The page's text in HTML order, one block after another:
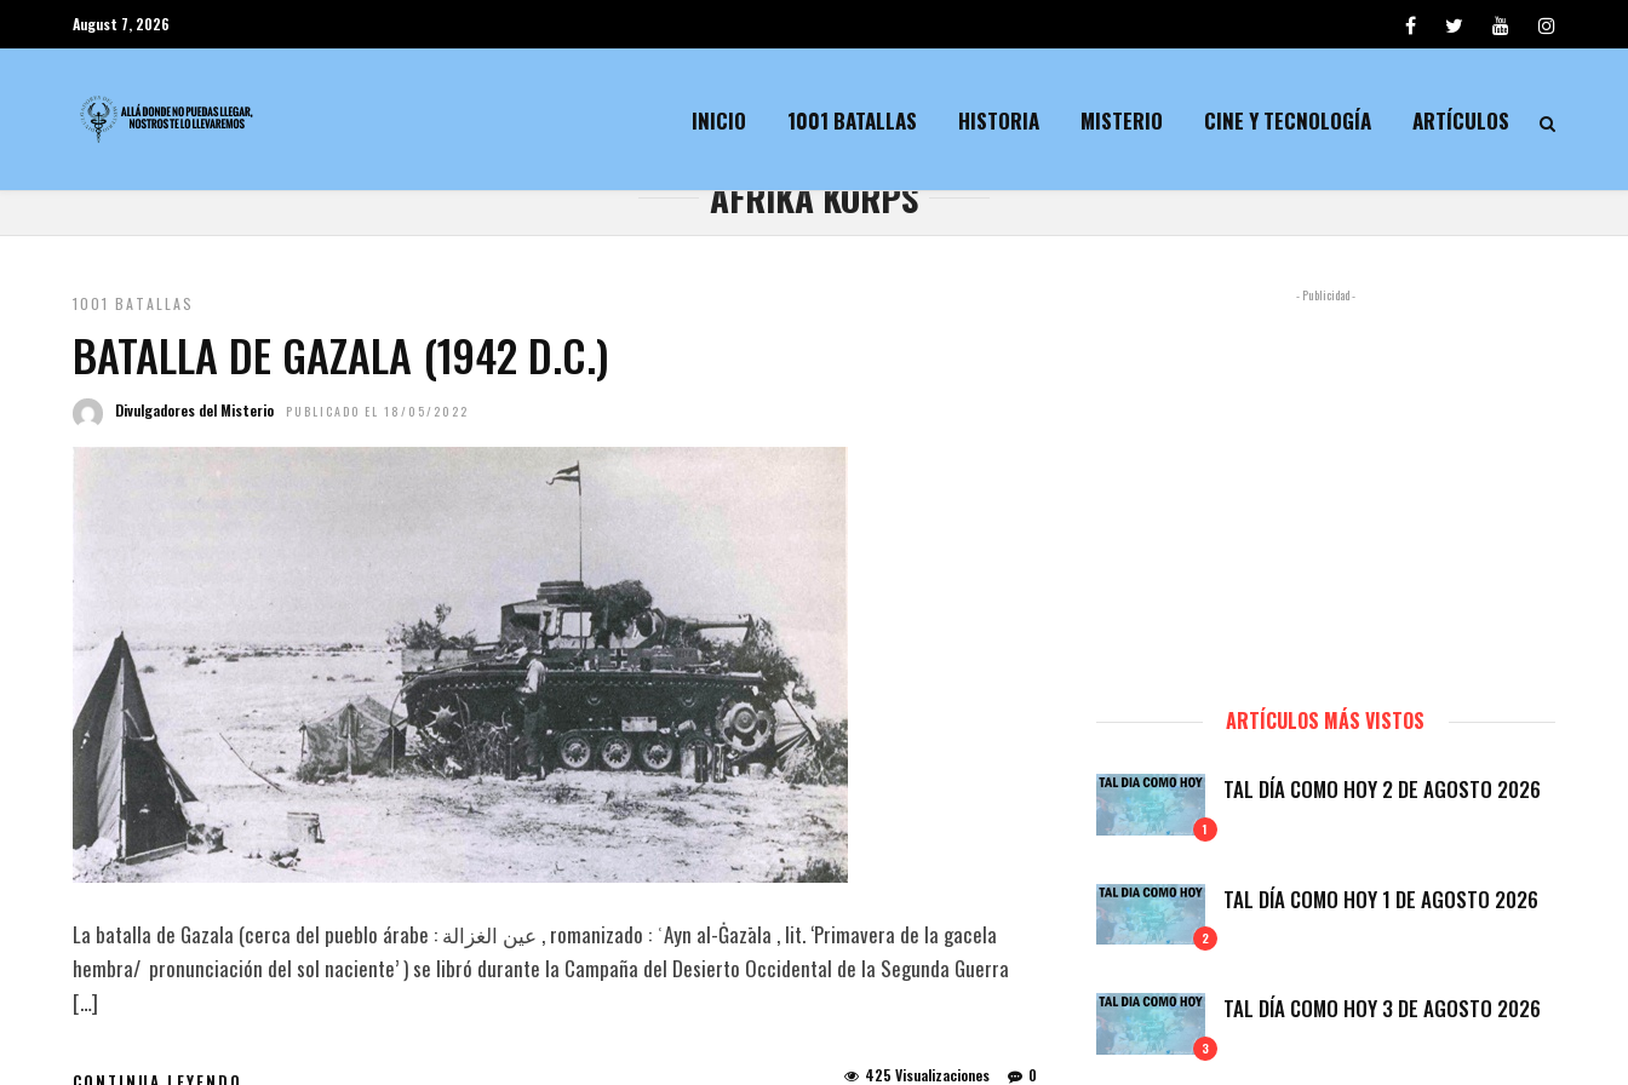
August 7, 2026
INICIO 1001 BATALLAS HISTORIA MISTERIO CINE Y TECNOLOGÍA ARTÍCULOS
AFRIKA KORPS
1001 BATALLAS
BATALLA DE GAZALA (1942 D.C.)
Divulgadores del Misterio PUBLICADO EL 18/05/2022
La batalla de Gazala (cerca del pueblo árabe : عين الغزالة , romanizado : ʿAyn al-Ġazāla , lit. ‘Primavera de la gacela
hembra/ pronunciación del sol naciente’ ) se libró durante la Campaña del Desierto Occidental de la Segunda Guerra
[…]
0
425 Visualizaciones
- Publicidad -
ARTÍCULOS MÁS VISTOS
1
TAL DÍA COMO HOY 2 DE AGOSTO 2026
2
TAL DÍA COMO HOY 1 DE AGOSTO 2026
3
TAL DÍA COMO HOY 3 DE AGOSTO 2026